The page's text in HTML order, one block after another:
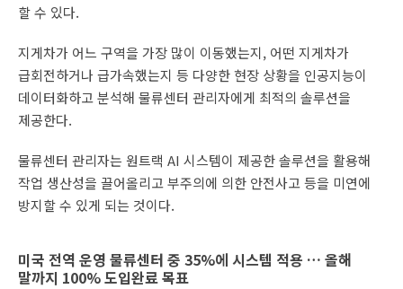
할 수 있다.
지게차가 어느 구역을 가장 많이 이동했는지, 어떤 지게차가
급회전하거나 급가속했는지 등 다양한 현장 상황을 인공지능이
데이터화하고 분석해 물류센터 관리자에게 최적의 솔루션을
제공한다.
물류센터 관리자는 원트랙 AI 시스템이 제공한 솔루션을 활용해
작업 생산성을 끌어올리고 부주의에 의한 안전사고 등을 미연에
방지할 수 있게 되는 것이다.
미국 전역 운영 물류센터 중 35%에 시스템 적용 … 올해
말까지 100% 도입완료 목표